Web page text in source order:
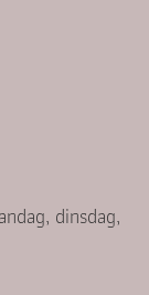
dinsdag,